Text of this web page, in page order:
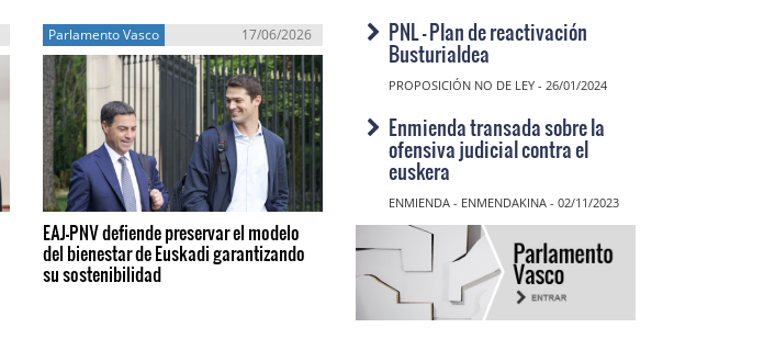
Parlamento Vasco 17/06/2026
EAJ-PNV defiende preservar el modelo
del bienestar de Euskadi garantizando
su sostenibilidad
PNL - Plan de reactivación
Busturialdea
PROPOSICIÓN NO DE LEY - 26/01/2024
Enmienda transada sobre la
ofensiva judicial contra el
euskera
ENMIENDA - ENMENDAKINA - 02/11/2023